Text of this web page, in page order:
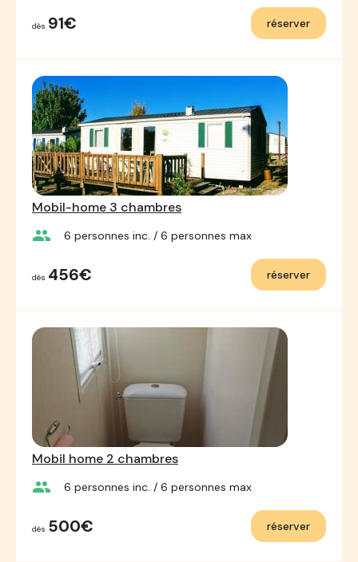
dès 91€ réserver
Mobil-home 3 chambres
group 6 personnes inc. / 6 personnes max
dès 456€ réserver
Mobil home 2 chambres
group 6 personnes inc. / 6 personnes max
dès 500€ réserver